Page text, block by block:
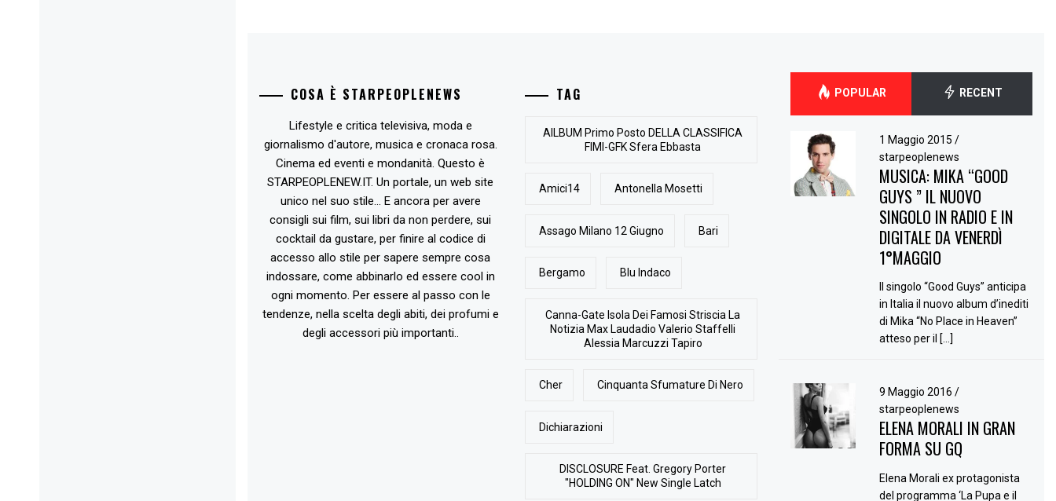
COSA È STARPEOPLENEWS
Lifestyle e critica televisiva, moda e
giornalismo d'autore, musica e cronaca rosa.
Cinema ed eventi e mondanità. Questo è
STARPEOPLENEW.IT. Un portale, un web site
unico nel suo stile... E ancora per avere
consigli sui film, sui libri da non perdere, sui
cocktail da gustare, per finire al codice di
accesso allo stile per sapere sempre cosa
indossare, come abbinarlo ed essere cool in
ogni momento. Per essere al passo con le
tendenze, nella scelta degli abiti, dei profumi e
degli accessori più importanti..
TAG
AlLBUM Primo Posto DELLA CLASSIFICA
FIMI-GFK Sfera Ebbasta
Amici14 Antonella Mosetti
Assago Milano 12 Giugno Bari
Bergamo Blu Indaco
Canna-Gate Isola Dei Famosi Striscia La
Notizia Max Laudadio Valerio Staffelli
Alessia Marcuzzi Tapiro
Cher Cinquanta Sfumature Di Nero
Dichiarazioni
DISCLOSURE Feat. Gregory Porter
"HOLDING ON" New Single Latch
POPULAR RECENT
1 Maggio 2015 /
starpeoplenews
MUSICA: MIKA “GOOD
GUYS ” IL NUOVO
SINGOLO IN RADIO E IN
DIGITALE DA VENERDÌ
1°MAGGIO
Il singolo “Good Guys” anticipa
in Italia il nuovo album d’inediti
di Mika “No Place in Heaven”
atteso per il […]
9 Maggio 2016 /
starpeoplenews
ELENA MORALI IN GRAN
FORMA SU GQ
Elena Morali ex protagonista
del programma ‘La Pupa e il